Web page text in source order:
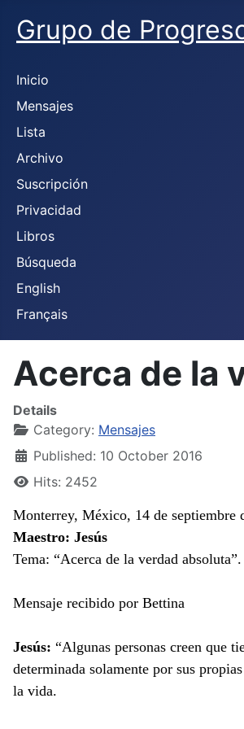
Grupo de
Inicio
Mensajes
Lista
Archivo
Suscripción
Privacidad
Libros
Búsqueda
English
Français
Acerca de la
Details
Category: Mensajes
Published: 10 October 2016
Hits: 2452
Monterrey, México, 14 de septiembre
Maestro: Jesús
Tema: “Acerca de la verdad absoluta”.
Mensaje recibido por Bettina
Jesús: “Algunas personas creen que
determinada solamente por sus
la vida.